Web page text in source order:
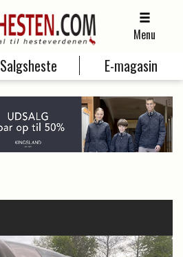
Menu
Salgsheste E-magasin